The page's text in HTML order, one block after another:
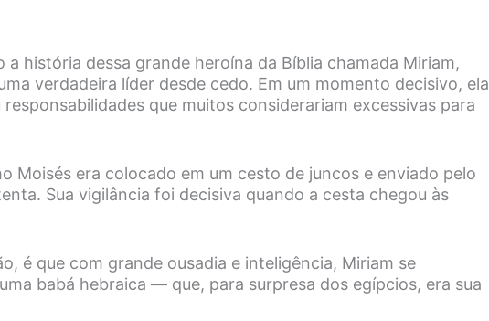
a história dessa grande heroína da Bíblia chamada Miriam,
verdadeira líder desde cedo. Em um momento decisivo, ela
responsabilidades que muitos considerariam excessivas para
Moisés era colocado em um cesto de juncos e enviado pelo
Sua vigilância foi decisiva quando a cesta chegou às
é que com grande ousadia e inteligência, Miriam se
babá hebraica — que, para surpresa dos egípcios, era sua